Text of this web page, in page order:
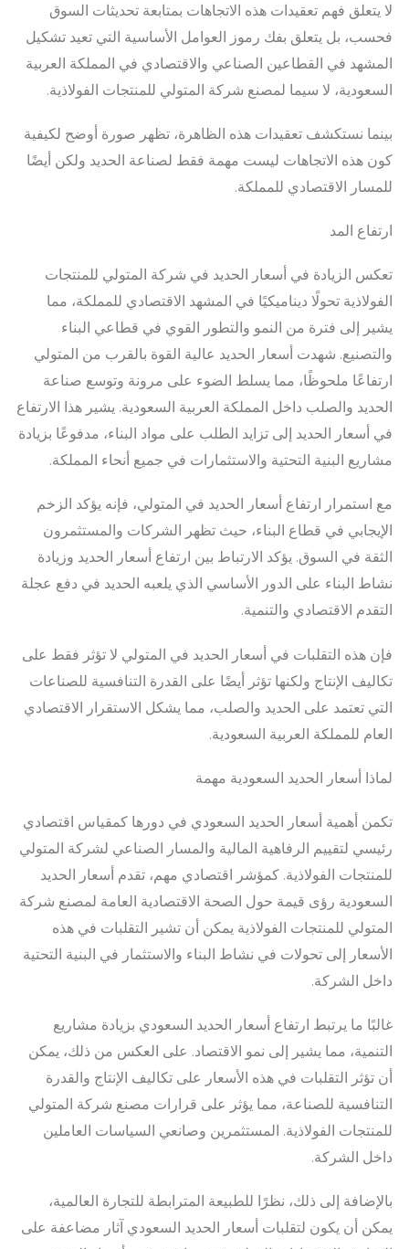
لا يتعلق فهم تعقيدات هذه الاتجاهات بمتابعة تحديثات السوق
فحسب، بل يتعلق بفك رموز العوامل الأساسية التي تعيد تشكيل
المشهد في القطاعين الصناعي والاقتصادي في المملكة العربية
السعودية، لا سيما لمصنع شركة المتولي للمنتجات الفولاذية.
بينما نستكشف تعقيدات هذه الظاهرة، تظهر صورة أوضح لكيفية
كون هذه الاتجاهات ليست مهمة فقط لصناعة الحديد ولكن أيضًا
للمسار الاقتصادي للمملكة.
ارتفاع المد
تعكس الزيادة في أسعار الحديد في شركة المتولي للمنتجات
الفولاذية تحولًا ديناميكيًا في المشهد الاقتصادي للمملكة، مما
يشير إلى فترة من النمو والتطور القوي في قطاعي البناء
والتصنيع. شهدت أسعار الحديد عالية القوة بالقرب من المتولي
ارتفاعًا ملحوظًا، مما يسلط الضوء على مرونة وتوسع صناعة
الحديد والصلب داخل المملكة العربية السعودية. يشير هذا الارتفاع
في أسعار الحديد إلى تزايد الطلب على مواد البناء، مدفوعًا بزيادة
مشاريع البنية التحتية والاستثمارات في جميع أنحاء المملكة.
مع استمرار ارتفاع أسعار الحديد في المتولي، فإنه يؤكد الزخم
الإيجابي في قطاع البناء، حيث تظهر الشركات والمستثمرون
الثقة في السوق. يؤكد الارتباط بين ارتفاع أسعار الحديد وزيادة
نشاط البناء على الدور الأساسي الذي يلعبه الحديد في دفع عجلة
التقدم الاقتصادي والتنمية.
فإن هذه التقلبات في أسعار الحديد في المتولي لا تؤثر فقط على
تكاليف الإنتاج ولكنها تؤثر أيضًا على القدرة التنافسية للصناعات
التي تعتمد على الحديد والصلب، مما يشكل الاستقرار الاقتصادي
العام للمملكة العربية السعودية.
لماذا أسعار الحديد السعودية مهمة
تكمن أهمية أسعار الحديد السعودي في دورها كمقياس اقتصادي
رئيسي لتقييم الرفاهية المالية والمسار الصناعي لشركة المتولي
للمنتجات الفولاذية. كمؤشر اقتصادي مهم، تقدم أسعار الحديد
السعودية رؤى قيمة حول الصحة الاقتصادية العامة لمصنع شركة
المتولي للمنتجات الفولاذية يمكن أن تشير التقلبات في هذه
الأسعار إلى تحولات في نشاط البناء والاستثمار في البنية التحتية
داخل الشركة.
غالبًا ما يرتبط ارتفاع أسعار الحديد السعودي بزيادة مشاريع
التنمية، مما يشير إلى نمو الاقتصاد. على العكس من ذلك، يمكن
أن تؤثر التقلبات في هذه الأسعار على تكاليف الإنتاج والقدرة
التنافسية للصناعة، مما يؤثر على قرارات مصنع شركة المتولي
للمنتجات الفولاذية. المستثمرين وصانعي السياسات العاملين
داخل الشركة.
بالإضافة إلى ذلك، نظرًا للطبيعة المترابطة للتجارة العالمية،
يمكن أن يكون لتقلبات أسعار الحديد السعودي آثار مضاعفة على